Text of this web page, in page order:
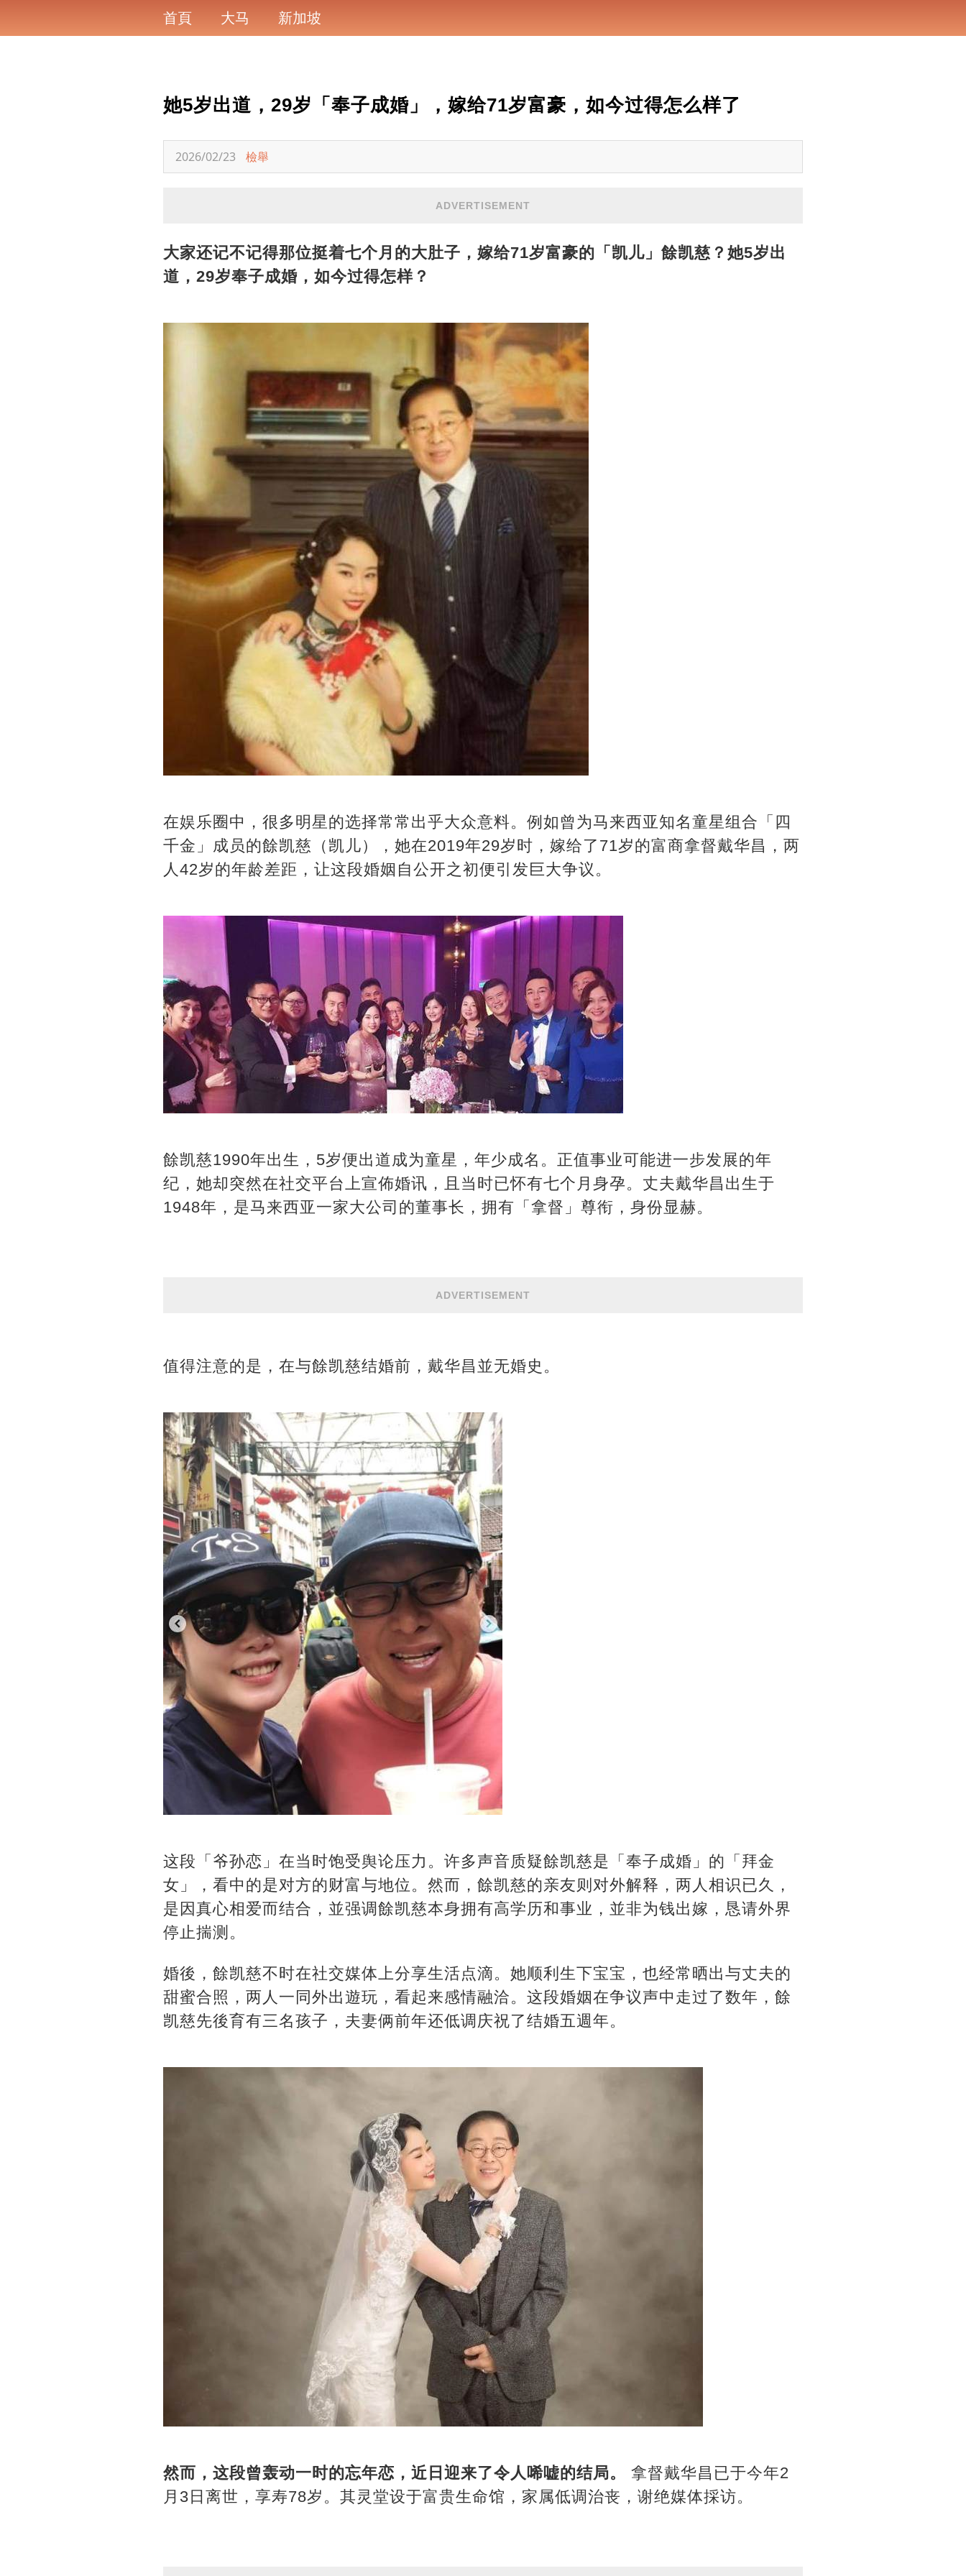
首頁 大马 新加坡
她5岁出道，29岁「奉子成婚」，嫁给71岁富豪，如今过得怎么样了
2026/02/23 檢舉
ADVERTISEMENT
大家还记不记得那位挺着七个月的大肚子，嫁给71岁富豪的「凯儿」餘凯慈？她5岁出
道，29岁奉子成婚，如今过得怎样？
在娱乐圈中，很多明星的选择常常出乎大众意料。例如曾为马来西亚知名童星组合「四
千金」成员的餘凯慈（凯儿），她在2019年29岁时，嫁给了71岁的富商拿督戴华昌，两
人42岁的年龄差距，让这段婚姻自公开之初便引发巨大争议。
餘凯慈1990年出生，5岁便出道成为童星，年少成名。正值事业可能进一步发展的年
纪，她却突然在社交平台上宣佈婚讯，且当时已怀有七个月身孕。丈夫戴华昌出生于
1948年，是马来西亚一家大公司的董事长，拥有「拿督」尊衔，身份显赫。
ADVERTISEMENT
值得注意的是，在与餘凯慈结婚前，戴华昌並无婚史。
这段「爷孙恋」在当时饱受舆论压力。许多声音质疑餘凯慈是「奉子成婚」的「拜金
女」，看中的是对方的财富与地位。然而，餘凯慈的亲友则对外解释，两人相识已久，
是因真心相爱而结合，並强调餘凯慈本身拥有高学历和事业，並非为钱出嫁，恳请外界
停止揣测。
婚後，餘凯慈不时在社交媒体上分享生活点滴。她顺利生下宝宝，也经常晒出与丈夫的
甜蜜合照，两人一同外出遊玩，看起来感情融洽。这段婚姻在争议声中走过了数年，餘
凯慈先後育有三名孩子，夫妻俩前年还低调庆祝了结婚五週年。
然而，这段曾轰动一时的忘年恋，近日迎来了令人唏嘘的结局。
​ 拿督戴华昌已于今年2
月3日离世，享寿78岁。其灵堂设于富贵生命馆，家属低调治丧，谢绝媒体採访。